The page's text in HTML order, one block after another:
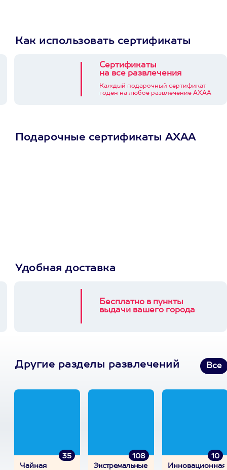
Как использовать сертификаты
Сертификаты
на все развлечения
Каждый подарочный сертификат
годен на любое развлечение АХАА
Подарочные сертификаты АХАА
Удобная доставка
Бесплатно в пункты
выдачи вашего города
Другие разделы развлечений Все
35
Чайная
108
Экстремальные
10
Инновационная